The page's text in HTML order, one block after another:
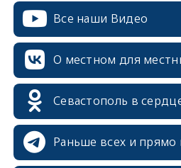
Все наши Видео
О местном для
Севастополь в
Раньше всех и прямо